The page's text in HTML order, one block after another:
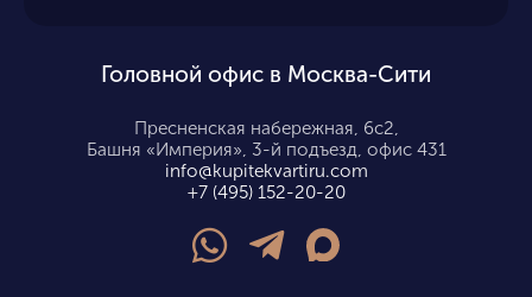
Головной офис в Москва-Сити
Пресненская набережная, 6с2,
Башня «Империя», 3-й подъезд, офис 431
info@kupitekvartiru.com
+7 (495) 152-20-20